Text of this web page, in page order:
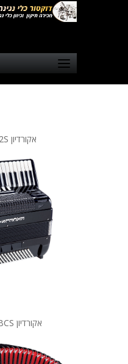
אקורדיון Excelsior 1312S
אקורדיון Excelsior 1304BCS